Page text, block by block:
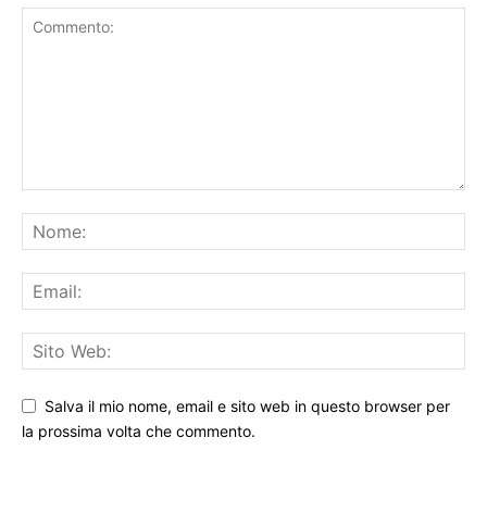
Salva il mio nome, email e sito web in questo browser per
la prossima volta che commento.